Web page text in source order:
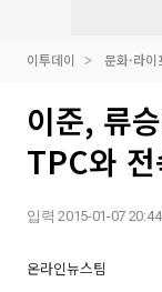
이투데이 문화·라이
이준, 류
TPC와 전
입력 2015-01-07 20:44
온라인뉴스팀